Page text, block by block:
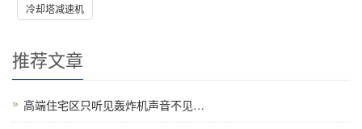
冷却塔减速机
推荐文章
高端住宅区只听见轰炸机声音不见…